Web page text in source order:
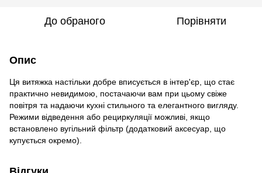
До обраного Порівняти
Опис
Ця витяжка настільки добре вписується в інтер'єр, що стає
практично невидимою, постачаючи вам при цьому свіже
повітря та надаючи кухні стильного та елегантного вигляду.
Режими відведення або рециркуляції можливі, якщо
встановлено вугільний фільтр (додатковий аксесуар, що
купується окремо).